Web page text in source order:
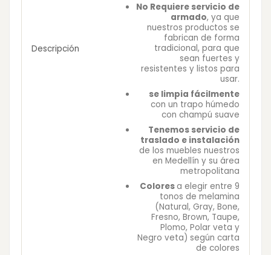
Descripción
No Requiere servicio de
armado, ya que
nuestros productos se
fabrican de forma
tradicional, para que
sean fuertes y
resistentes y listos para
usar.
se limpia fácilmente
con un trapo húmedo
con champú suave
Tenemos servicio de
traslado e instalación
de los muebles nuestros
en Medellín y su área
metropolitana
Coloresa elegir entre 9
tonos de melamina
(Natural, Gray, Bone,
Fresno, Brown, Taupe,
Plomo, Polar veta y
Negro veta) según carta
de colores